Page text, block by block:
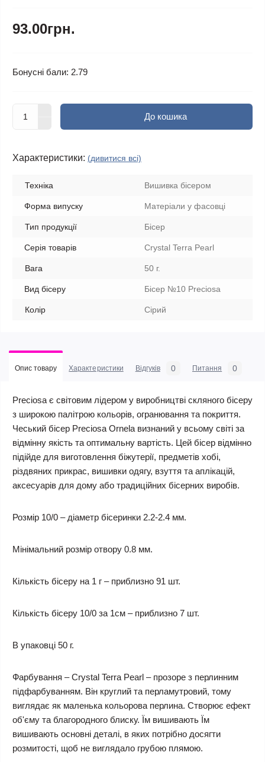
93.00грн.
Бонусні бали: 2.79
До кошика
Характеристики: (дивитися всі)
Техніка Вишивка бісером
Форма випуску Матеріали у фасовці
Тип продукції Бісер
Серія товарів Crystal Terra Pearl
Вага 50 г.
Вид бісеру Бісер №10 Preciosa
Колір Сірий
Опис товару Характеристики Відгуків 0 Питання 0
Preciosa є світовим лідером у виробництві скляного бісеру
з широкою палітрою кольорів, огранювання та покриття.
Чеський бісер Preciosa Ornela визнаний у всьому світі за
відмінну якість та оптимальну вартість. Цей бісер відмінно
підійде для виготовлення біжутерії, предметів хобі,
різдвяних прикрас, вишивки одягу, взуття та аплікацій,
аксесуарів для дому або традиційних бісерних виробів.
Розмір 10/0 – діаметр бісеринки 2.2-2.4 мм.
Мінімальний розмір отвору 0.8 мм.
Кількість бісеру на 1 г – приблизно 91 шт.
Кількість бісеру 10/0 за 1см – приблизно 7 шт.
В упаковці 50 г.
Фарбування – Crystal Terra Pearl – прозоре з перлинним
підфарбуванням. Він круглий та перламутровий, тому
виглядає як маленька кольорова перлина. Створює ефект
об'єму та благородного блиску. Їм вишивають Їм
вишивають основні деталі, в яких потрібно досягти
розмитості, щоб не виглядало грубою плямою.